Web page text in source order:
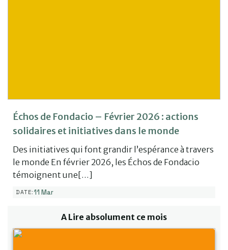
Échos de Fondacio – Février 2026 : actions
solidaires et initiatives dans le monde
Des initiatives qui font grandir l’espérance à travers
le monde En février 2026, les Échos de Fondacio
témoignent une[…]
DATE:11 Mar
A Lire absolument ce mois